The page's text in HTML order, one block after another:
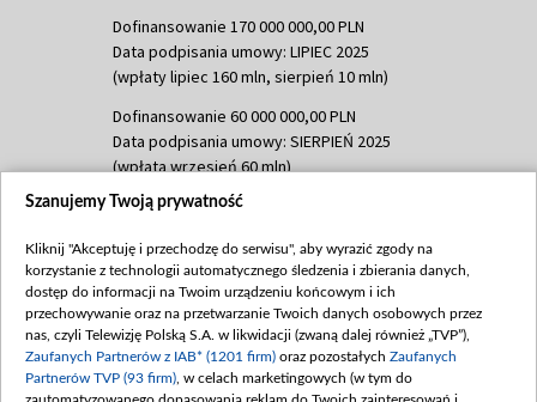
Dofinansowanie 170 000 000,00 PLN
Data podpisania umowy: LIPIEC 2025
(wpłaty lipiec 160 mln, sierpień 10 mln)
Dofinansowanie 60 000 000,00 PLN
Data podpisania umowy: SIERPIEŃ 2025
(wpłata wrzesień 60 mln)
Dofinansowanie 635 783 051,21 PLN
(wpłata wrzesień 100 mln, październik 350
mln, listopad 265 mln)
Dofinansowanie 48 862 000,00 PLN
Data podpisania umowy: GRUDZIEŃ 2025
(wpłata grudzień 60,548 mln)
Szanujemy Twoją prywatność
Kliknij "Akceptuję i przechodzę do serwisu", aby wyrazić zgody na
korzystanie z technologii automatycznego śledzenia i zbierania danych,
dostęp do informacji na Twoim urządzeniu końcowym i ich
przechowywanie oraz na przetwarzanie Twoich danych osobowych przez
nas, czyli Telewizję Polską S.A. w likwidacji (zwaną dalej również „TVP”),
Zaufanych Partnerów z IAB* (1201 firm) oraz pozostałych Zaufanych
Partnerów TVP (93 firm) , w celach marketingowych (w tym do